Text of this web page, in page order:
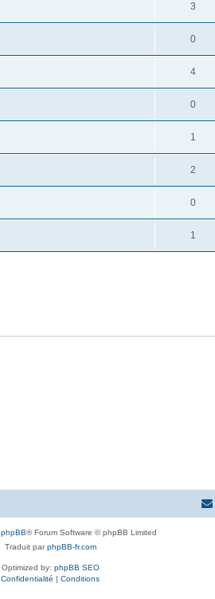
3
0
4
0
1
2
0
1
phpBB® Forum Software © phpBB Limited
Traduit parphpBB-fr.com
Optimized by: phpBB SEO
Confidentialité | Conditions